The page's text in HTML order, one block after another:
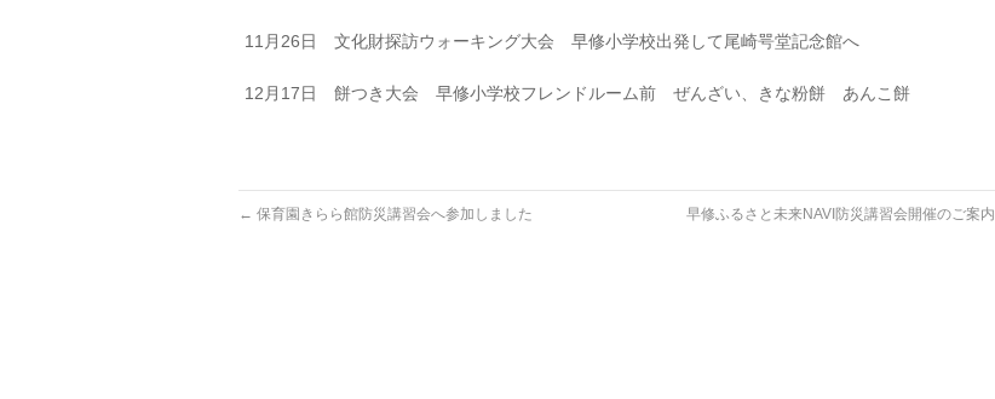
11月26日 文化財探訪ウォーキング大会 早修小学校出発して尾崎咢堂記念館へ
12月17日 餅つき大会 早修小学校フレンドルーム前 ぜんざい、きな粉餅 あんこ餅
← 保育園きらら館防災講習会へ参加しました 早修ふるさと未来NAVI防災講習会開催のご案内